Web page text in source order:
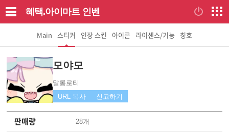
혜택.아이마트 인벤
Main 스티커 인장 스킨 아이콘 라이센스/기능 칭호
모야모
말롱로티
URL 복사
신고하기
판매량 28개